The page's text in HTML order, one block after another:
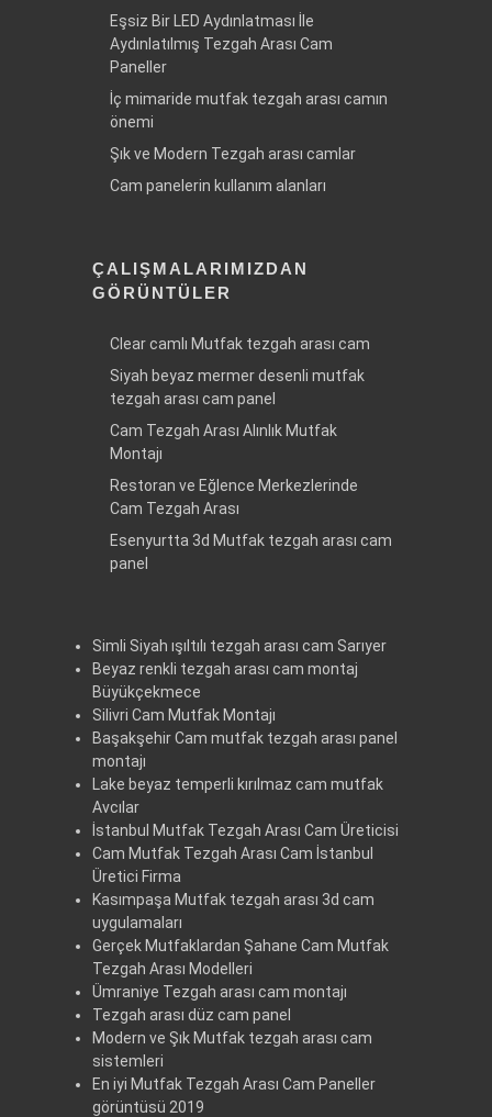
Eşsiz Bir LED Aydınlatması İle
Aydınlatılmış Tezgah Arası Cam
Paneller
İç mimaride mutfak tezgah arası camın
önemi
Şık ve Modern Tezgah arası camlar
Cam panelerin kullanım alanları
ÇALIŞMALARIMIZDAN
GÖRÜNTÜLER
Clear camlı Mutfak tezgah arası cam
Siyah beyaz mermer desenli mutfak
tezgah arası cam panel
Cam Tezgah Arası Alınlık Mutfak
Montajı
Restoran ve Eğlence Merkezlerinde
Cam Tezgah Arası
Esenyurtta 3d Mutfak tezgah arası cam
panel
Simli Siyah ışıltılı tezgah arası cam Sarıyer
Beyaz renkli tezgah arası cam montaj
Büyükçekmece
Silivri Cam Mutfak Montajı
Başakşehir Cam mutfak tezgah arası panel
montajı
Lake beyaz temperli kırılmaz cam mutfak
Avcılar
İstanbul Mutfak Tezgah Arası Cam Üreticisi
Cam Mutfak Tezgah Arası Cam İstanbul
Üretici Firma
Kasımpaşa Mutfak tezgah arası 3d cam
uygulamaları
Gerçek Mutfaklardan Şahane Cam Mutfak
Tezgah Arası Modelleri
Ümraniye Tezgah arası cam montajı
Tezgah arası düz cam panel
Modern ve Şık Mutfak tezgah arası cam
sistemleri
En iyi Mutfak Tezgah Arası Cam Paneller
görüntüsü 2019